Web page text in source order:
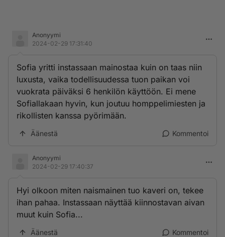
Anonyymi
2024-02-29 17:31:40
Sofia yritti instassaan mainostaa kuin on taas niin
luxusta, vaika todellisuudessa tuon paikan voi
vuokrata päiväksi 6 henkilön käyttöön. Ei mene
Sofiallakaan hyvin, kun joutuu homppelimiesten ja
rikollisten kanssa pyörimään.
Äänestä Kommentoi
Anonyymi
2024-02-29 17:40:37
Hyi olkoon miten naismainen tuo kaveri on, tekee
ihan pahaa. Instassaan näyttää kiinnostavan aivan
muut kuin Sofia...
Äänestä Kommentoi